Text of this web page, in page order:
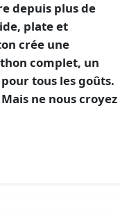
depuis plus de
plate et
crée une
complet, un
tous les goûts.
ne nous croyez